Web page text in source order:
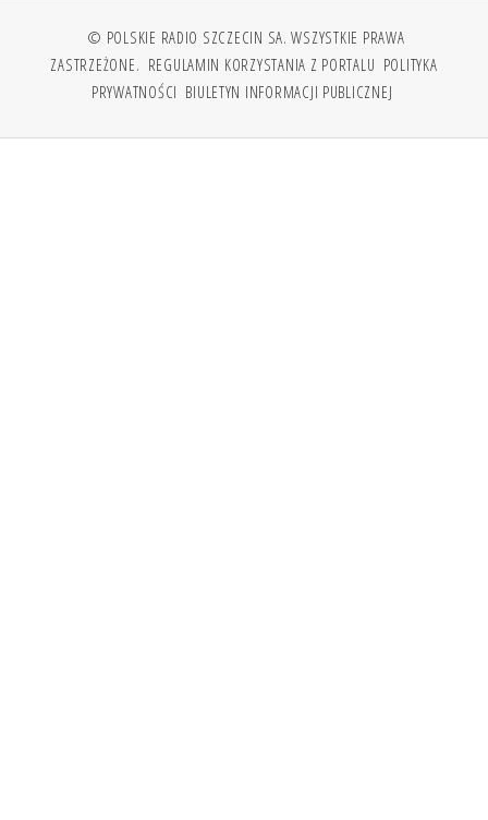
© POLSKIE RADIO SZCZECIN SA. WSZYSTKIE PRAWA
ZASTRZEŻONE. REGULAMIN KORZYSTANIA Z PORTALU POLITYKA
PRYWATNOŚCI BIULETYN INFORMACJI PUBLICZNEJ